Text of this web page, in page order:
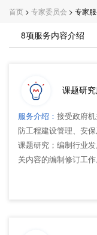
首页 > 专家委员会 > 专家
8项服务内容介绍
课题研
服务介绍： 接受政府
防工程建设管理、安
课题研究；编制行业
关内容的编制修订工作